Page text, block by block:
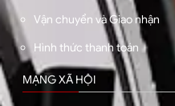
Vận chuyển và Giao nhận
Hình thức thanh toán
MẠNG XÃ HỘI